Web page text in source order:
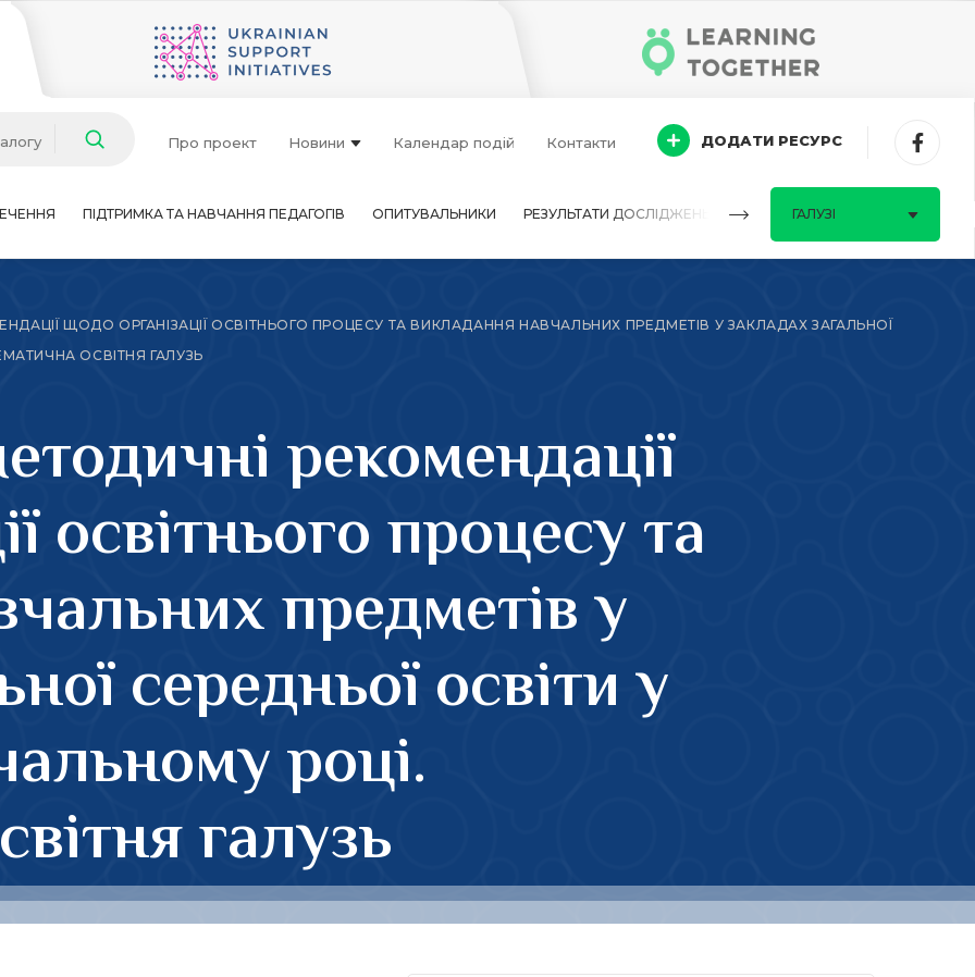
Про проект Новини Календар подій Контакти ДОДАТИ РЕСУРС
ПІДТРИМКА ТА НАВЧАННЯ ПЕДАГОГІВ ОПИТУВАЛЬНИКИ РЕЗУЛЬТАТИ ДОСЛІДЖЕНЬ ПИТАННЯ-ВІДПОВІДІ
ГАЛУЗІ
ЩОДО ОРГАНІЗАЦІЇ ОСВІТНЬОГО ПРОЦЕСУ ТА ВИКЛАДАННЯ НАВЧАЛЬНИХ ПРЕДМЕТІВ У ЗАКЛАДАХ ЗАГАЛЬНОЇ
ОСВІТНЯ ГАЛУЗЬ
рекомендації
освітнього процесу та
предметів у
середньої освіти у
році.
галузь